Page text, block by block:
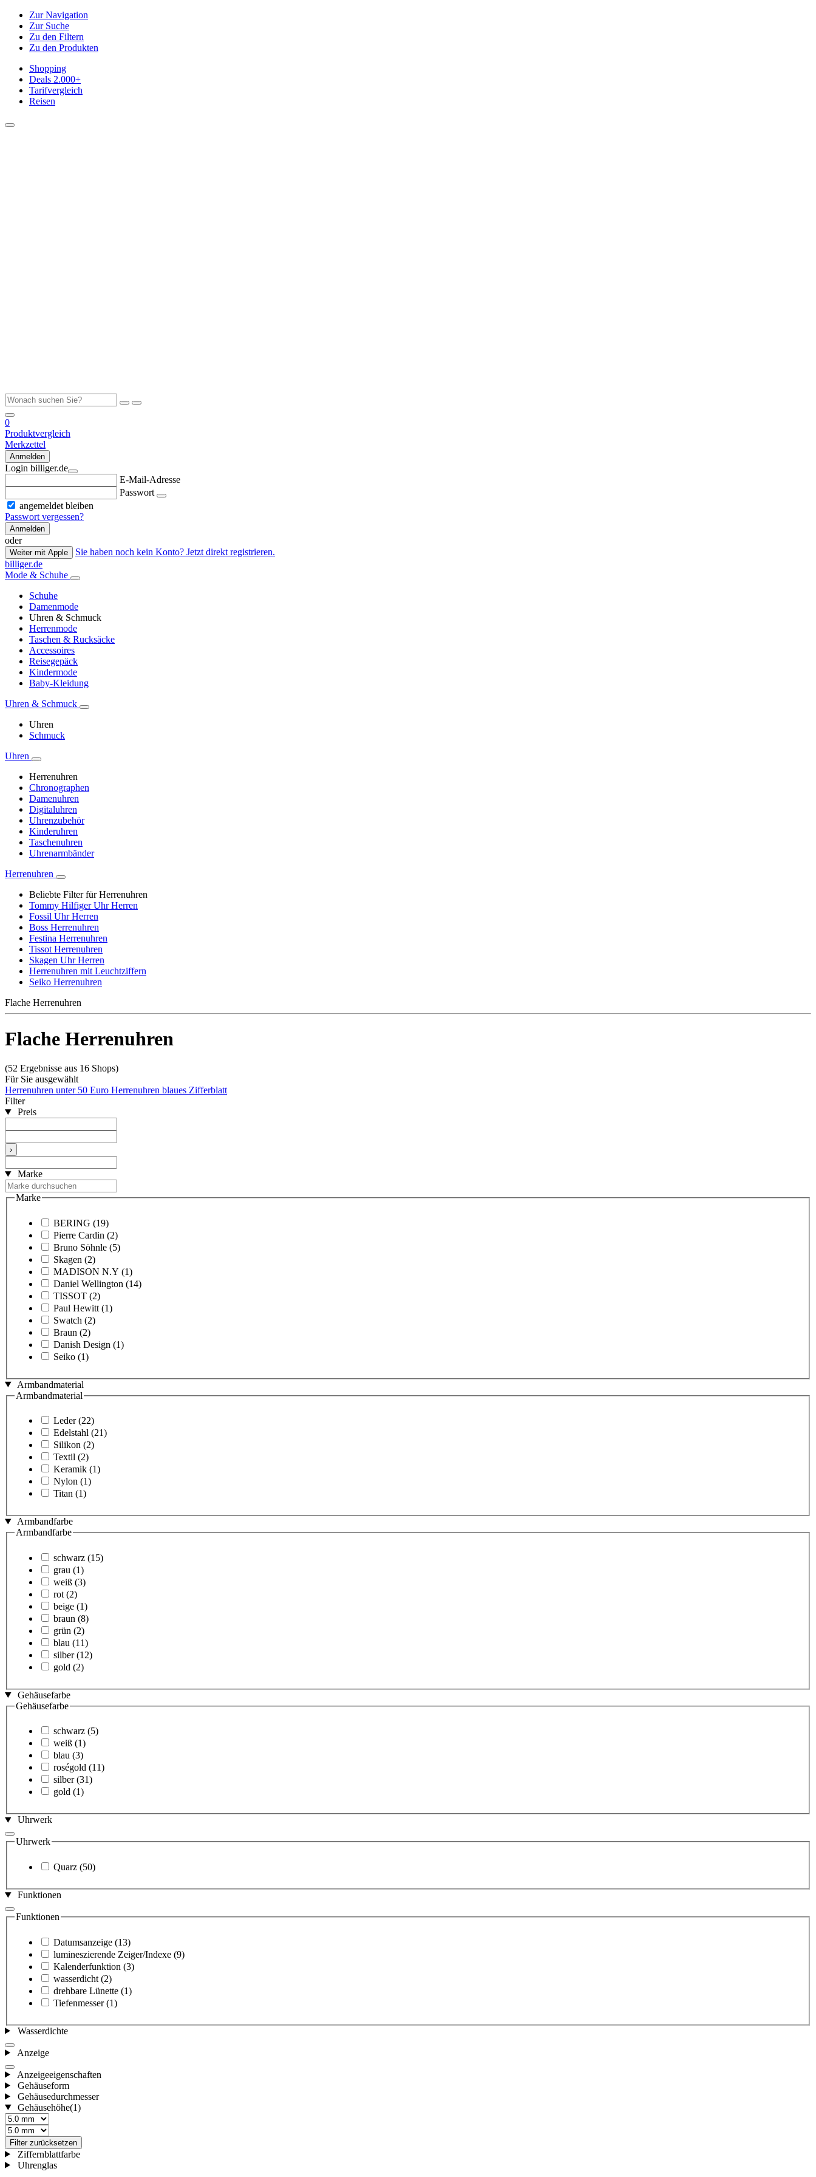
Zur Navigation
Zur Suche
Zu den Filtern
Zu den Produkten
Shopping
Deals 2.000+
Tarifvergleich
Reisen
0
Produktvergleich
Merkzettel
Anmelden
Login billiger.de
E-Mail-Adresse
Passwort
angemeldet bleiben
Passwort vergessen?
Anmelden
oder
Weiter mit Apple
Sie haben noch kein Konto? Jetzt direkt registrieren.
billiger.de
Mode & Schuhe
Schuhe
Damenmode
Uhren & Schmuck
Herrenmode
Taschen & Rucksäcke
Accessoires
Reisegepäck
Kindermode
Baby-Kleidung
Uhren & Schmuck
Uhren
Schmuck
Uhren
Herrenuhren
Chronographen
Damenuhren
Digitaluhren
Uhrenzubehör
Kinderuhren
Taschenuhren
Uhrenarmbänder
Herrenuhren
Beliebte Filter für Herrenuhren
Tommy Hilfiger Uhr Herren
Fossil Uhr Herren
Boss Herrenuhren
Festina Herrenuhren
Tissot Herrenuhren
Skagen Uhr Herren
Herrenuhren mit Leuchtziffern
Seiko Herrenuhren
Flache Herrenuhren
Flache Herrenuhren
(52 Ergebnisse aus 16 Shops)
Für Sie ausgewählt
Herrenuhren unter 50 Euro Herrenuhren blaues Zifferblatt
Filter
Preis
›
Marke
Marke
BERING (19)
Pierre Cardin (2)
Bruno Söhnle (5)
Skagen (2)
MADISON N.Y (1)
Daniel Wellington (14)
TISSOT (2)
Paul Hewitt (1)
Swatch (2)
Braun (2)
Danish Design (1)
Seiko (1)
Armbandmaterial
Armbandmaterial
Leder (22)
Edelstahl (21)
Silikon (2)
Textil (2)
Keramik (1)
Nylon (1)
Titan (1)
Armbandfarbe
Armbandfarbe
schwarz (15)
grau (1)
weiß (3)
rot (2)
beige (1)
braun (8)
grün (2)
blau (11)
silber (12)
gold (2)
Gehäusefarbe
Gehäusefarbe
schwarz (5)
weiß (1)
blau (3)
roségold (11)
silber (31)
gold (1)
Uhrwerk
Uhrwerk
Quarz (50)
Funktionen
Funktionen
Datumsanzeige (13)
lumineszierende Zeiger/Indexe (9)
Kalenderfunktion (3)
wasserdicht (2)
drehbare Lünette (1)
Tiefenmesser (1)
Wasserdichte
Anzeige
Anzeigeeigenschaften
Gehäuseform
Gehäusedurchmesser
Gehäusehöhe(1)
Filter zurücksetzen
Ziffernblattfarbe
Uhrenglas